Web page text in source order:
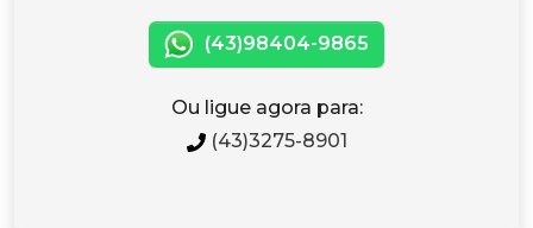
(43)98404-9865
Ou ligue agora para:
(43)3275-8901